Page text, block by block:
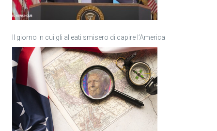
Il giorno in cui gli alleati smisero di capire l’America